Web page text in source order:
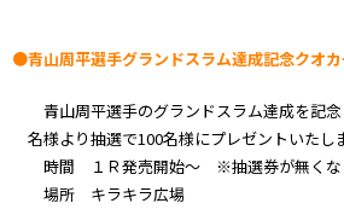
●青山周平選手グランドスラム達成記念クオ
青山周平選手のグランドスラム達成を記
名様より抽選で100名様にプレゼントいたし
時間 １Ｒ発売開始～ ※抽選券が無くな
場所 キラキラ広場